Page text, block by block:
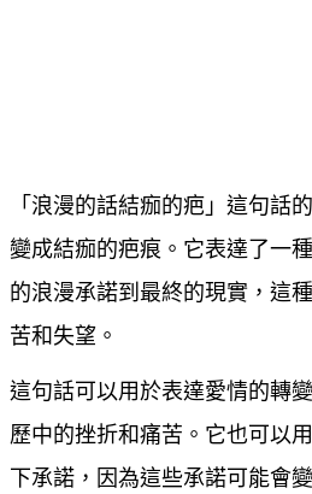
「浪漫的話結痂的疤」這句話
變成結痂的疤痕。它表達了一
的浪漫承諾到最終的現實，這
苦和失望。
這句話可以用於表達愛情的轉
歷中的挫折和痛苦。它也可以
下承諾，因為這些承諾可能會